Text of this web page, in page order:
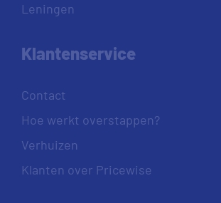
Leningen
Klantenservice
Contact
Hoe werkt overstappen?
Verhuizen
Klanten over Pricewise